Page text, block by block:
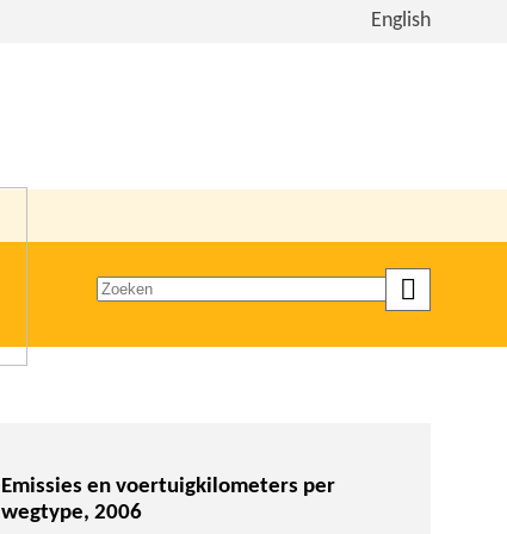
Bekijk
English
Zoeken
Emissies en voertuigkilometers per
wegtype, 2006